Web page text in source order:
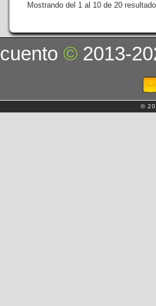
Mostrando del 1 al 10 de 20
cuento© 2013-
©